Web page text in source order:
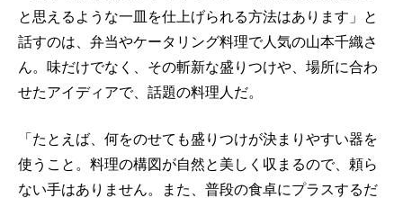
と思えるような一皿を仕上げられる方法はあります」と
話すのは、弁当やケータリング料理で人気の山本千織さ
ん。味だけでなく、その斬新な盛りつけや、場所に合わ
せたアイディアで、話題の料理人だ。
「たとえば、何をのせても盛りつけが決まりやすい器を
使うこと。料理の構図が自然と美しく収まるので、頼ら
ない手はありません。また、普段の食卓にプラスするだ